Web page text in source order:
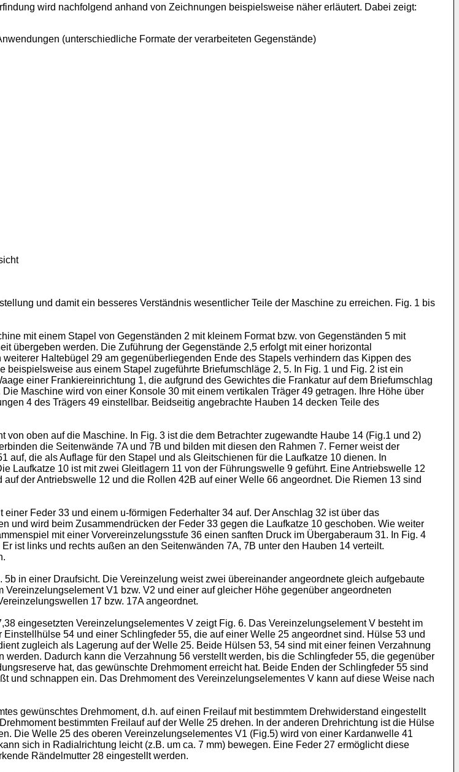
wird nachfolgend anhand von Zeichnungen beispielsweise näher erläutert. Dabei zeigt:
(unterschiedliche Formate der verarbeiteten Gegenstände)
und damit ein besseres Verständnis wesentlicher Teile der Maschine zu erreichen. Fig. 1 bis
mit einem Stapel von Gegenständen 2 mit kleinem Format bzw. von Gegenständen 5 mit
übergeben werden. Die Zuführung der Gegenstände 2,5 erfolgt mit einer horizontal
Haltebügel 29 am gegenüberliegenden Ende des Stapels verhindern das Kippen des
aus einem Stapel zugeführte Briefumschläge 2, 5. In Fig. 1 und Fig. 2 ist ein
einer Frankiereinrichtung 1, die aufgrund des Gewichtes die Frankatur auf dem Briefumschlag
Maschine wird von einer Konsole 30 mit einem vertikalen Träger 49 getragen. Ihre Höhe über
4 des Trägers 49 einstellbar. Beidseitig angebrachte Hauben 14 decken Teile des
oben auf die Maschine. In Fig. 3 ist die dem Betrachter zugewandte Haube 14 (Fig.1 und 2)
die Seitenwände 7A und 7B und bilden mit diesen den Rahmen 7. Ferner weist der
die als Auflage für den Stapel und als Gleitschienen für die Laufkatze 10 dienen. In
Laufkatze 10 ist mit zwei Gleitlagern 11 von der Führungswelle 9 geführt. Eine Antriebswelle 12
der Antriebswelle 12 und die Rollen 42B auf einer Welle 66 angeordnet. Die Riemen 13 sind
Feder 33 und einem u-förmigen Federhalter 34 auf. Der Anschlag 32 ist über das
und wird beim Zusammendrücken der Feder 33 gegen die Laufkatze 10 geschoben. Wie weiter
mit einer Vorvereinzelungsstufe 36 einen sanften Druck im Übergaberaum 31. In Fig. 4
ist links und rechts außen an den Seitenwänden 7A, 7B unter den Hauben 14 verteilt.
in einer Draufsicht. Die Vereinzelung weist zwei übereinander angeordnete gleich aufgebaute
V1 bzw. V2 und einer auf gleicher Höhe gegenüber angeordneten
17 bzw. 17A angeordnet.
eingesetzten Vereinzelungselementes V zeigt Fig. 6. Das Vereinzelungselement V besteht im
54 und einer Schlingfeder 55, die auf einer Welle 25 angeordnet sind. Hülse 53 und
zugleich als Lagerung auf der Welle 25. Beide Hülsen 53, 54 sind mit einer feinen Verzahnung
Dadurch kann die Verzahnung 56 verstellt werden, bis die Schlingfeder 55, die gegenüber
hat, das gewünschte Drehmoment erreicht hat. Beide Enden der Schlingfeder 55 sind
und schnappen ein. Das Drehmoment des Vereinzelungselementes V kann auf diese Weise nach
gewünschtes Drehmoment, d.h. auf einen Freilauf mit bestimmtem Drehwiderstand eingestellt
bestimmten Freilauf auf der Welle 25 drehen. In der anderen Drehrichtung ist die Hülse
Die Welle 25 des oberen Vereinzelungselementes V1 (Fig.5) wird von einer Kardanwelle 41
sich in Radialrichtung leicht (z.B. um ca. 7 mm) bewegen. Eine Feder 27 ermöglicht diese
Rändelmutter 28 eingestellt werden.